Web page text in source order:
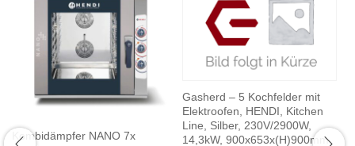
Kombidämpfer NANO 7x
Gasherd – 5 Kochfelder mit
Elektroofen, HENDI, Kitchen
Line, Silber, 230V/2900W,
14,3kW, 900x653x(H)900mm